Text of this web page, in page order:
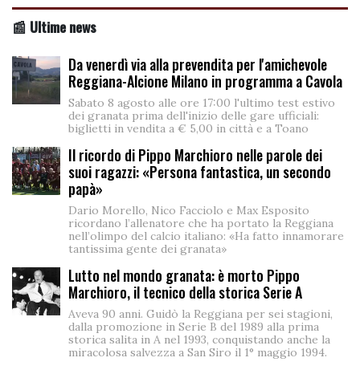
📰 Ultime news
Da venerdì via alla prevendita per l'amichevole
Reggiana-Alcione Milano in programma a Cavola
Sabato 8 agosto alle ore 17:00 l'ultimo test estivo
dei granata prima dell'inizio delle gare ufficiali:
biglietti in vendita a € 5,00 in città e a Toano
Il ricordo di Pippo Marchioro nelle parole dei
suoi ragazzi: «Persona fantastica, un secondo
papà»
Dario Morello, Nico Facciolo e Max Esposito
ricordano l’allenatore che ha portato la Reggiana
nell’olimpo del calcio italiano: «Ha fatto innamorare
tantissima gente dei granata»
Lutto nel mondo granata: è morto Pippo
Marchioro, il tecnico della storica Serie A
Aveva 90 anni. Guidò la Reggiana per sei stagioni,
dalla promozione in Serie B del 1989 alla prima
storica salita in A nel 1993, conquistando anche la
miracolosa salvezza a San Siro il 1° maggio 1994.